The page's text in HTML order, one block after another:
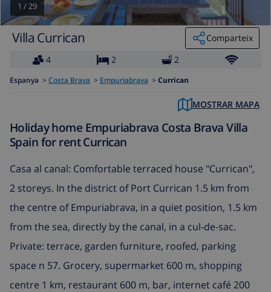
1 /29
Villa Currican
Comparteix
4
2 2
Espanya > Costa Brava > Empuriabrava > Currican
MOSTRAR MAPA
Holiday home Empuriabrava Costa Brava Villa
Spain for rent Currican
Casa al canal: Comfortable terraced house "Currican",
2 storeys. In the district of Port Currican 1.5 km from
the centre of Empuriabrava, in a quiet position, 1.5 km
from the sea, directly by the canal, in a cul-de-sac.
Private: terrace, garden furniture, roofed, parking
space n 57. Grocery, supermarket 600 m, shopping
centre 1 km, restaurant 600 m, bar, internet café 200